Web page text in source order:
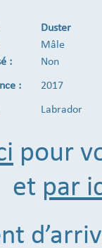
Duster
Mâle
:
Non
: 2017
Labrador
pour
et par